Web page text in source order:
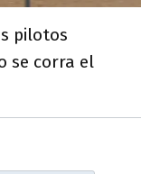
pilotos
se corra el